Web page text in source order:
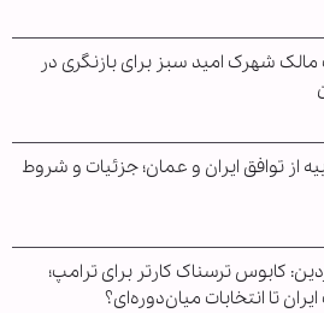
شهرک امید سبز برای بازنگری در
از توافق ایران و عمان؛ جزئیات و شروط
کابوس ترسناک کارتر برای ترامپ؛
تا انتخابات میان‌دوره‌ای؟